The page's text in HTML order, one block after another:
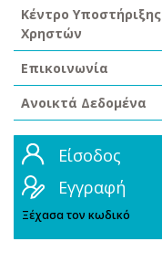
Κέντρο Υποστήριξης
Χρηστών
Επικοινωνία
Ανοικτά Δεδομένα
Είσοδος
Εγγραφή
Ξέχασα τον κωδικό